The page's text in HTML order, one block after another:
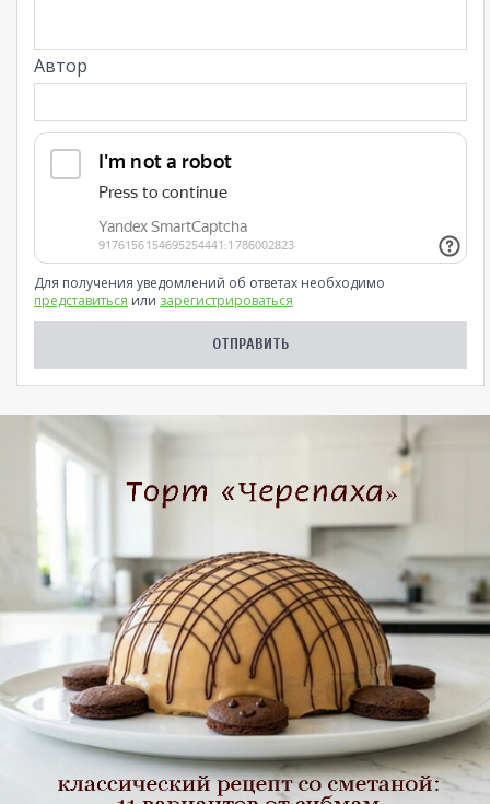
Автор
Для получения уведомлений об ответах необходимо
представиться или зарегистрироваться